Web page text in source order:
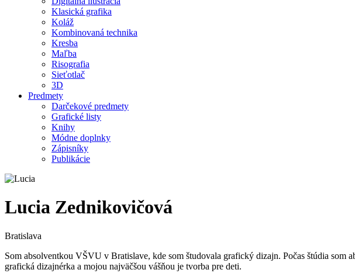
Klasická grafika
Koláž
Kombinovaná technika
Kresba
Maľba
Risografia
Sieťotlač
3D
Predmety
Darčekové predmety
Grafické listy
Knihy
Módne doplnky
Zápisníky
Publikácie
Lucia Zednikovičová
Bratislava
Som absolventkou VŠVU v Bratislave, kde som študovala grafický dizajn. Počas štúdia som
grafická dizajnérka a mojou najväčšou vášňou je tvorba pre deti.